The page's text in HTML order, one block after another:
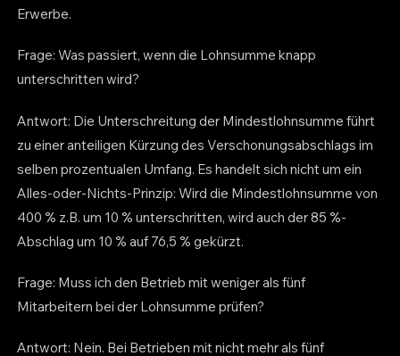
Erwerbe.
Frage: Was passiert, wenn die Lohnsumme knapp
unterschritten wird?
Antwort: Die Unterschreitung der Mindestlohnsumme führt
zu einer anteiligen Kürzung des Verschonungsabschlags im
selben prozentualen Umfang. Es handelt sich nicht um ein
Alles-oder-Nichts-Prinzip: Wird die Mindestlohnsumme von
400 % z.B. um 10 % unterschritten, wird auch der 85 %-
Abschlag um 10 % auf 76,5 % gekürzt.
Frage: Muss ich den Betrieb mit weniger als fünf
Mitarbeitern bei der Lohnsumme prüfen?
Antwort: Nein. Bei Betrieben mit nicht mehr als fünf